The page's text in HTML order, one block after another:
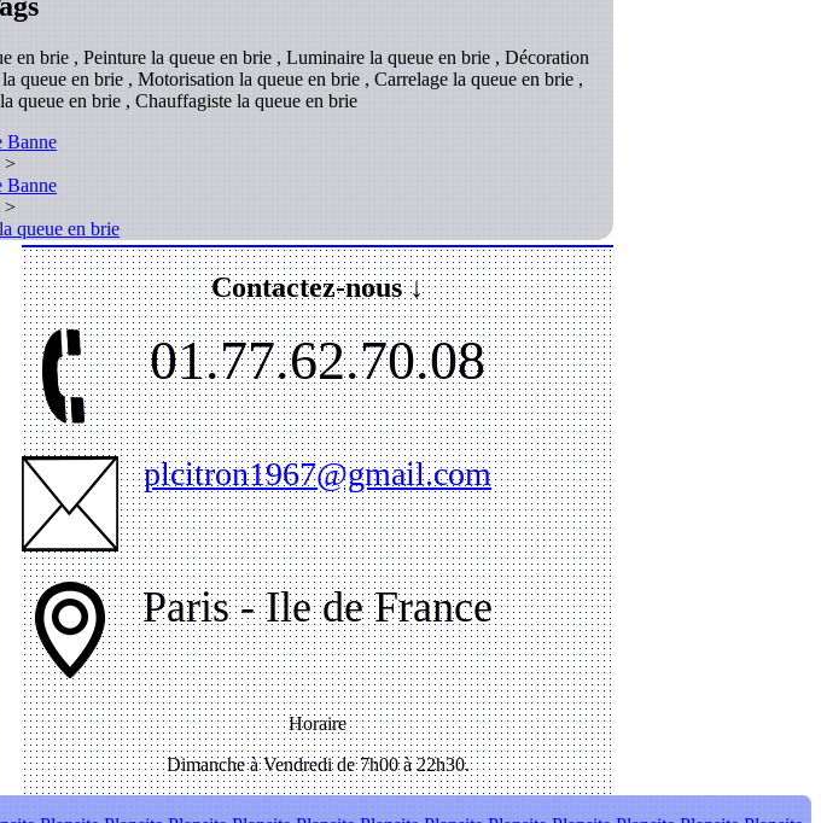
en brie , Peinture la queue en brie , Luminaire la queue en brie , Décoration
queue en brie , Motorisation la queue en brie , Carrelage la queue en brie ,
queue en brie , Chauffagiste la queue en brie
Banne
>
Banne
>
queue en brie
Contactez-nous ↓
01.77.62.70.08
plcitron1967@gmail.com
Paris - Ile de France
Horaire
Dimanche à Vendredi de 7h00 à 22h30.